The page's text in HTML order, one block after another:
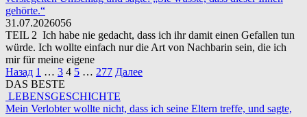
gehörte.“
31.07.2026056
TEIL 2 Ich habe nie gedacht, dass ich ihr damit einen Gefallen tun
würde. Ich wollte einfach nur die Art von Nachbarin sein, die ich
mir für meine eigene
Пагинация
записей
Назад 1 … 3 4 5 … 277 Далее
DAS BESTE
LEBENSGESCHICHTE
Mein Verlobter wollte nicht, dass ich seine Eltern treffe, und sagte,